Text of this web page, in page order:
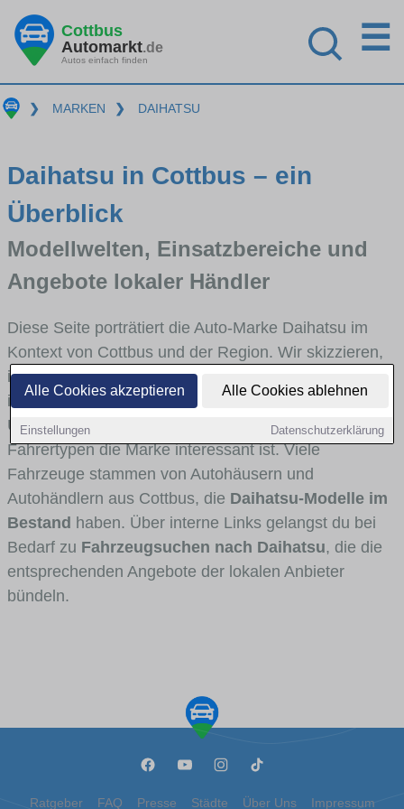
Alle Cookies akzeptieren Alle Cookies ablehnen
Einstellungen Datenschutzerklärung
Cottbus
Automarkt.de
Autos einfach finden
☰
❯ MARKEN ❯ DAIHATSU
Daihatsu in Cottbus – ein
Überblick
Modellwelten, Einsatzbereiche und
Angebote lokaler Händler
Diese Seite porträtiert die Auto-Marke Daihatsu im
Kontext von Cottbus und der Region. Wir skizzieren,
in welchen Fahrzeugklassen Daihatsu stark vertreten
ist, welche Modellreihen häufig im Stadt- und
Umlandverkehr zu sehen sind und für welche
Fahrertypen die Marke interessant ist. Viele
Fahrzeuge stammen von Autohäusern und
Autohändlern aus Cottbus, die Daihatsu-Modelle im
Bestand haben. Über interne Links gelangst du bei
Bedarf zu Fahrzeugsuchen nach Daihatsu, die die
entsprechenden Angebote der lokalen Anbieter
bündeln.
Ratgeber FAQ Presse Städte Über Uns Impressum